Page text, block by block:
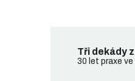
Tři dekády
30 let praxe